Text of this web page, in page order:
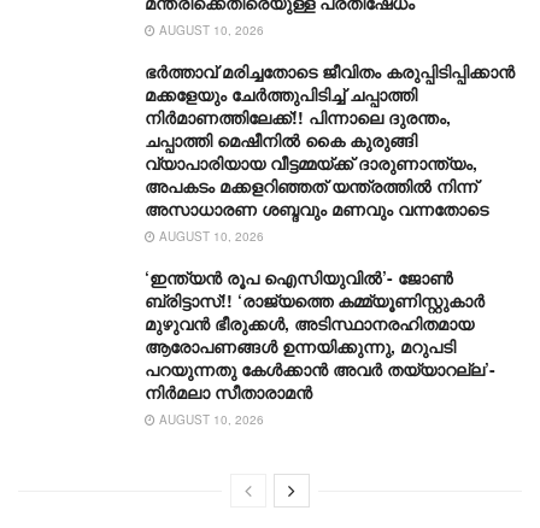
AUGUST 10, 2026
ഭർത്താവ് മരിച്ചതോടെ ജീവിതം കരുപ്പിടിപ്പിക്കാൻ
മക്കളേയും ചേർത്തുപിടിച്ച് ചപ്പാത്തി
നിർമാണത്തിലേക്ക്!! പിന്നാലെ ദുരന്തം,
ചപ്പാത്തി മെഷീനിൽ കൈ കുരുങ്ങി
വ്യാപാരിയായ വീട്ടമ്മയ്ക്ക് ദാരുണാന്ത്യം,
അപകടം മക്കളറിഞ്ഞത് യന്ത്രത്തിൽ നിന്ന്
അസാധാരണ ശബ്ദവും മണവും വന്നതോടെ
AUGUST 10, 2026
‘ഇന്ത്യൻ രൂപ ഐസിയുവിൽ’- ജോൺ
ബ്രിട്ടാസ്!! ‘രാജ്യത്തെ കമ്മ്യൂണിസ്റ്റുകാർ
മുഴുവൻ ഭീരുക്കൾ, അടിസ്ഥാനരഹിതമായ
ആരോപണങ്ങൾ ഉന്നയിക്കുന്നു, മറുപടി
പറയുന്നതു കേൾക്കാൻ അവർ തയ്യാറല്ല’-
നിർമലാ സീതാരാമൻ
AUGUST 10, 2026